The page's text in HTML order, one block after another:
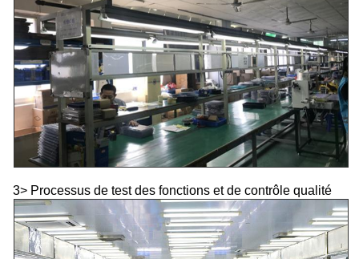
3> Processus de test des fonctions et de contrôle qualité